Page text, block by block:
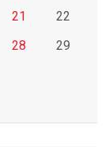
21
22
28
29